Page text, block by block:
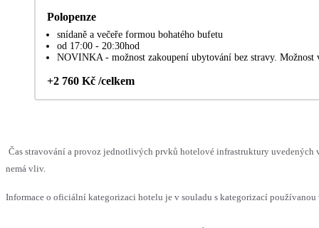
Polopenze
snídaně a večeře formou bohatého bufetu
od 17:00 - 20:30hod
NOVINKA - možnost zakoupení ubytování bez stravy. Možnost
+2 760 Kč /celkem
Čas stravování a provoz jednotlivých prvků hotelové infrastruktury uvedených
nemá vliv.
Informace o oficiální kategorizaci hotelu je v souladu s kategorizací